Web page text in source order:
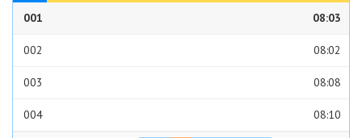
001 08:03
002 08:02
003 08:08
004 08:10